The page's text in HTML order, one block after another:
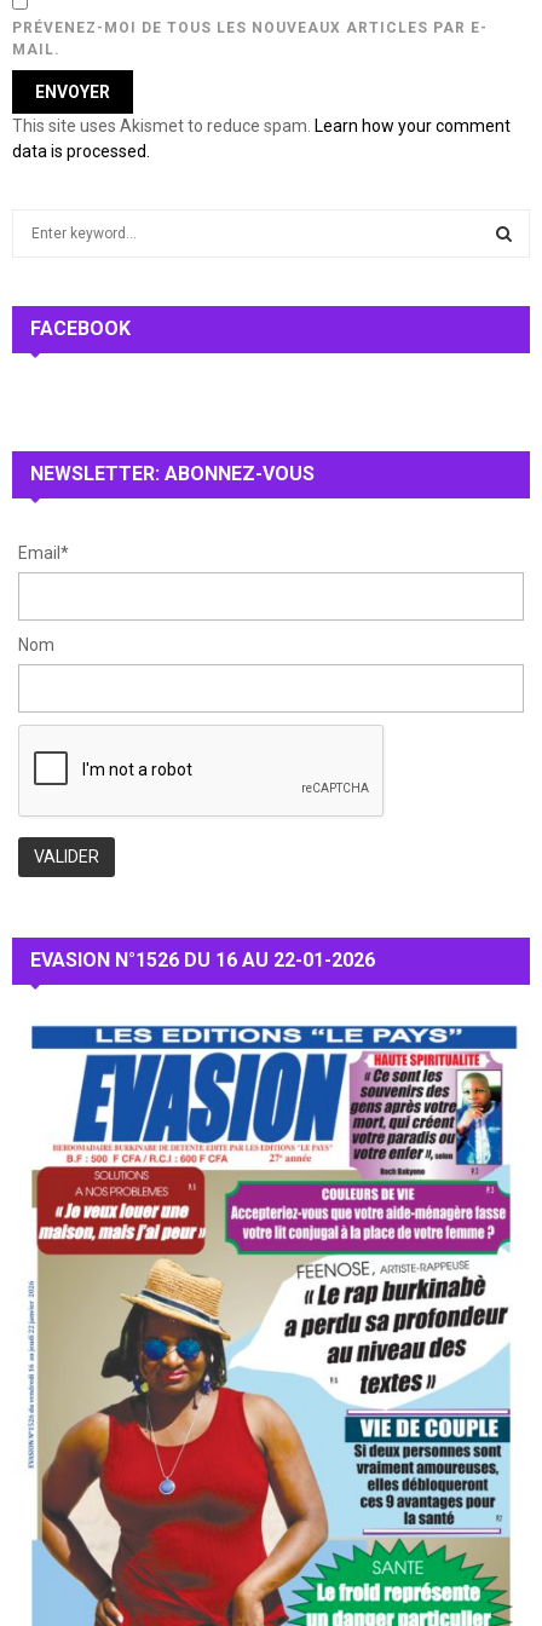
PRÉVENEZ-MOI DE TOUS LES NOUVEAUX ARTICLES PAR E-
MAIL.
This site uses Akismet to reduce spam. Learn how your comment
data is processed.
h
:
FACEBOOK
NEWSLETTER: ABONNEZ-VOUS
Email*
Nom
EVASION N°1526 DU 16 AU 22-01-2026